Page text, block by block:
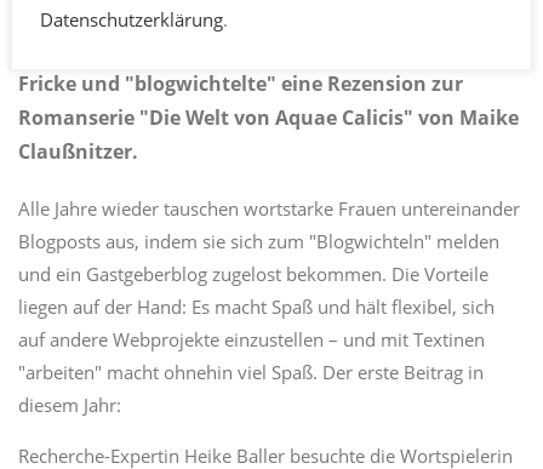
Fricke und "blogwichtelte" eine Rezension zur
Romanserie "Die Welt von Aquae Calicis" von Maike
Claußnitzer.
Alle Jahre wieder tauschen wortstarke Frauen untereinander
Blogposts aus, indem sie sich zum "Blogwichteln" melden
und ein Gastgeberblog zugelost bekommen. Die Vorteile
liegen auf der Hand: Es macht Spaß und hält flexibel, sich
auf andere Webprojekte einzustellen – und mit Textinen
"arbeiten" macht ohnehin viel Spaß. Der erste Beitrag in
diesem Jahr:
Recherche-Expertin Heike Baller besuchte die Wortspielerin
Datenschutzerklärung.